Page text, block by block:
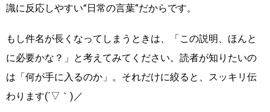
識に反応しやすい“日常の言葉”だからです。
もし件名が長くなってしまうときは、「この説明、ほんと
に必要かな？」と考えてみてください。読者が知りたいの
は「何が手に入るのか」。それだけに絞ると、スッキリ伝
わります(´▽｀)／